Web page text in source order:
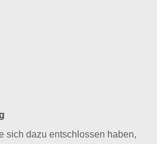
sich dazu entschlossen haben,